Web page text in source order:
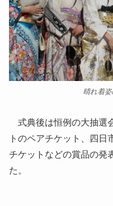
晴れ着
式典後は恒例の大抽選
トのペアチケット、四日
チケットなどの賞品の発
た。